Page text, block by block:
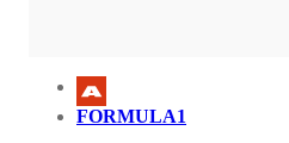
FORMULA1